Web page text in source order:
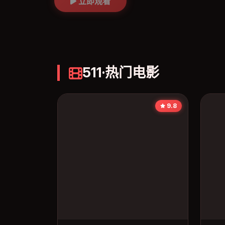
511·热门电影
9.8